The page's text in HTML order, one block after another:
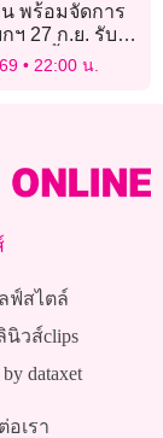
พร้อมจัดการ
ฯ 27 ก.ย. รับ
ส.ค. นี้22:00 น.
ฟ์สไตล์
นิวส์clips
dataxet
อเรา